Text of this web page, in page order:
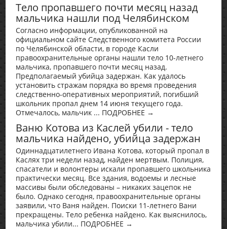
Тело пропавшего почти месяц назад
мальчика нашли под Челябинском
Согласно информации, опубликованной на
официальном сайте Следственного комитета России
по Челябинской области, в городе Касли
правоохранительные органы нашли тело 10-летнего
мальчика, пропавшего почти месяц назад.
Предполагаемый убийца задержан. Как удалось
установить стражам порядка во время проведения
следственно-оперативных мероприятий, погибший
школьник пропал днем 14 июня текущего года.
Отмечалось, мальчик ... ПОДРОБНЕЕ →
Ваню Котова из Каслей убили - тело
мальчика найдено, убийца задержан
Одиннадцатилетнего Ивана Котова, который пропал в
Каслях три недели назад, найден мертвым. Полиция,
спасатели и волонтеры искали пропавшего школьника
практически месяц. Все здания, водоемы и лесные
массивы были обследованы – никаких зацепок не
было. Однако сегодня, правоохранительные органы
заявили, что Ваня найден. Поиски 11-летнего Вани
прекращены. Тело ребенка найдено. Как выяснилось,
мальчика убили... ПОДРОБНЕЕ →